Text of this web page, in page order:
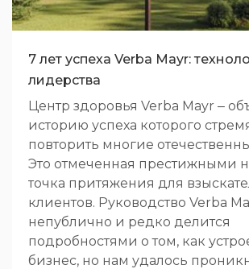
7 лет успеха Verba Mayr:
лидерства
Центр здоровья Verba Mayr ‒
историю успеха которого
повторить многие
Это отмеченная престижными
точка притяжения для
клиентов. Руководство Verba
непублично и редко делится
подробностями о том, как
бизнес, но нам удалось